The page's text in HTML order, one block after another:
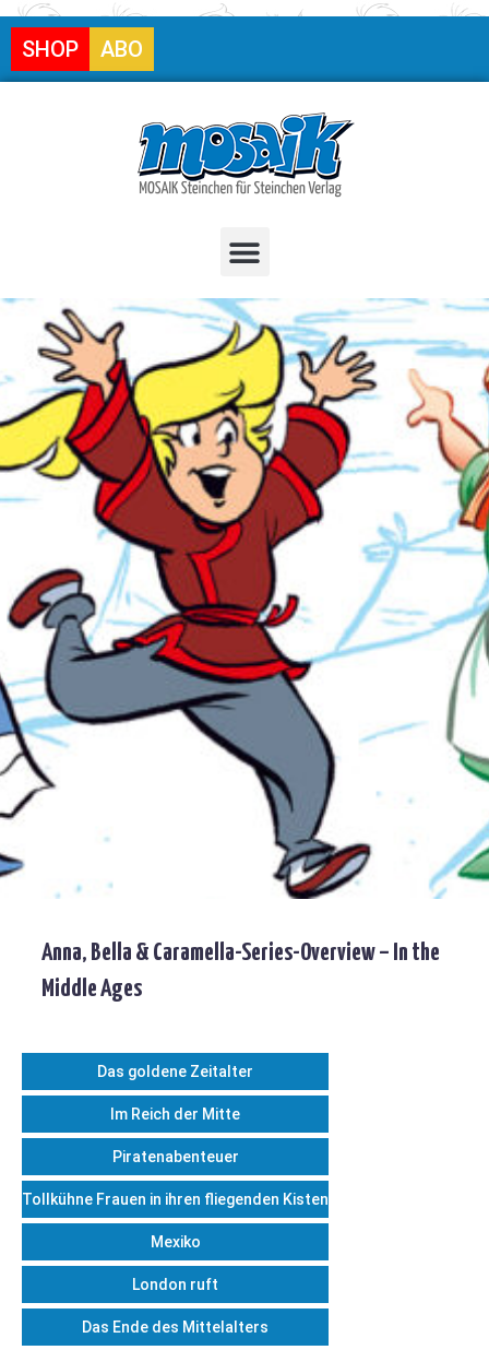
SHOP ABO
Anna, Bella & Caramella-Series-Overview – In the
Middle Ages
Das goldene Zeitalter
Im Reich der Mitte
Piratenabenteuer
Tollkühne Frauen in ihren fliegenden Kisten
Mexiko
London ruft
Das Ende des Mittelalters